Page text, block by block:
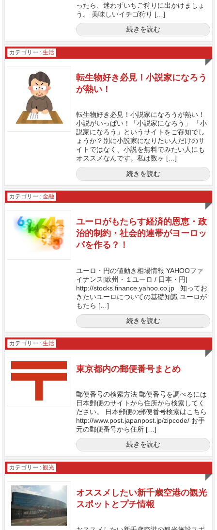
ったら、迷わずいちご狩りに出かけましょ
う。 美味しいイチゴ狩り […]
続きを読む
カテゴリー : 生活
転生物好き必見！小説家になろう
が熱い！
転生物好き必見！小説家になろうが熱い！
小説がいっぱい！「小説家になろう」 「小
説家になろう」というサイトをご存知でし
ょうか？別に小説家になりたい人だけのサ
イトではなく、小説を無料でみたい人にも
オススメなんです。私は数ヶ […]
続きを読む
カテゴリー : 金融
ユーロがもたらす経済的恩恵・政
治的制約・社会的連帯がヨーロッ
パを作る？！
ユーロ・円の値動き相場情報 YAHOOファ
イナンス[欧州・１ユーロ / 日本・円]
http://stocks.finance.yahoo.co.jp 知ってお
きたいユーロについての基礎知識 ユーロが
もたら […]
続きを読む
カテゴリー : 生活
東京都内の郵便番号まとめ
郵便番号の検索方法 郵便番号を調べるには
日本郵便のサイトから住所から検索してく
ださい。 日本郵便の郵便番号検索はこちら
http://www.post.japanpost.jp/zipcode/ お手
元の郵便番号から住所 […]
続きを読む
カテゴリー : 観光
オススメしたい新千歳空港の観光
スポットとプチ情報